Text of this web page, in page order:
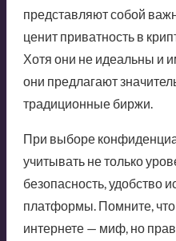
представляют собой
ценит приватность в
Хотя они не идеальны и
они предлагают
традиционные биржи.
При выборе
учитывать не только
безопасность, удобство
платформы. Помните,
интернете — миф, но